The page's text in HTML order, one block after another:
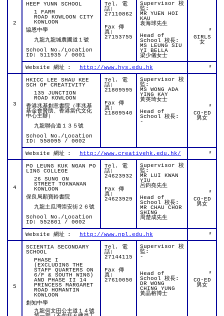
2
HEEP YUNN SCHOOL
1 FARM
ROAD KOWLOON CITY
KOWLOON
協恩中學
九龍九龍城農圃道１號
School No./Location
ID: 511935 / 0001
Tel. 電
話:
27110862
Fax 傳
真:
27153755
Supervisor 校
監:
MR YUEN HOI
KAU
袁海球先生
Head of
School 校長:
MS LEUNG SIU
YI BELLA
梁少儀女士
*
GIRLS
女
Website 網址 : http://www.hys.edu.hk *
3
HKICC LEE SHAU KEE
SCH OF CREATIVITY
135 JUNCTION
ROAD KOWLOON
香港兆基創意書院（李兆基
基金會贊助、香港當代文化
中心主辦）
九龍聯合道１３５號
School No./Location
ID: 558095 / 0002
Tel. 電
話:
21809595
Fax 傳
真:
21809540
Supervisor 校
監:
MS WONG ADA
YING KAY
黃英琦女士
Head of
School 校長:
-
*
CO-ED
男女
Website 網址 : http://www.creativehk.edu.hk/ *
4
PO LEUNG KUK NGAN PO
LING COLLEGE
26 SUNG ON
STREET TOKWAWAN
KOWLOON
保良局顏寶鈴書院
九龍土瓜灣崇安街２６號
School No./Location
ID: 552801 / 0002
Tel. 電
話:
24623932
Fax 傳
真:
24623929
Supervisor 校
監:
MR LUI KWAN
YIU
呂鈞堯先生
Head of
School 校長:
MR CHAU CHOR
SHING
周楚成先生
*
CO-ED
男女
Website 網址 : http://www.npl.edu.hk *
5
SCIENTIA SECONDARY
SCHOOL
PHASE I
(EXCLUDING THE
STAFF QUARTERS ON
6/F & SOUTH WING)
AND PHASE II 14
PRINCESS MARGARET
ROAD HOMANTIN
KOWLOON
創知中學
九龍何文田公主道１４號
Tel. 電
話:
27144115
Fax 傳
真:
27610050
Supervisor 校
監:
-
Head of
School 校長:
DR WONG
CHING YUNG
黃晶榕博士
*
CO-ED
男女